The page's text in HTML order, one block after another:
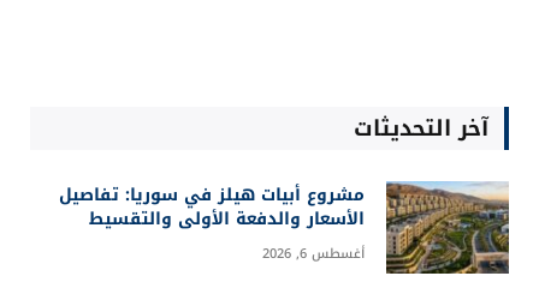
آخر التحديثات
مشروع أبيات هيلز في سوريا: تفاصيل
الأسعار والدفعة الأولى والتقسيط
أغسطس 6, 2026